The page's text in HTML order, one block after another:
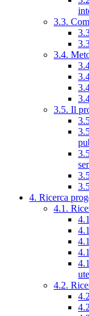
3.3.
3.4.
3.5. Il
4. Ricerca
4.1.
4.2.